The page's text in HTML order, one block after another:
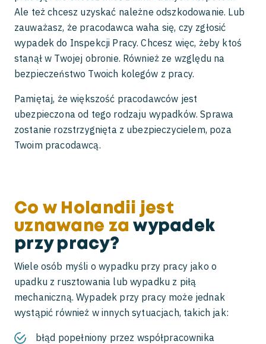
Ale też chcesz uzyskać należne odszkodowanie. Lub
zauważasz, że pracodawca waha się, czy zgłosić
wypadek do Inspekcji Pracy. Chcesz więc, żeby ktoś
stanął w Twojej obronie. Również ze względu na
bezpieczeństwo Twoich kolegów z pracy.
Pamiętaj, że większość pracodawców jest
ubezpieczona od tego rodzaju wypadków. Sprawa
zostanie rozstrzygnięta z ubezpieczycielem, poza
Twoim pracodawcą.
Co w Holandii jest
uznawane za wypadek
przy pracy?
Wiele osób myśli o wypadku przy pracy jako o
upadku z rusztowania lub wypadku z piłą
mechaniczną. Wypadek przy pracy może jednak
wystąpić również w innych sytuacjach, takich jak:
błąd popełniony przez współpracownika